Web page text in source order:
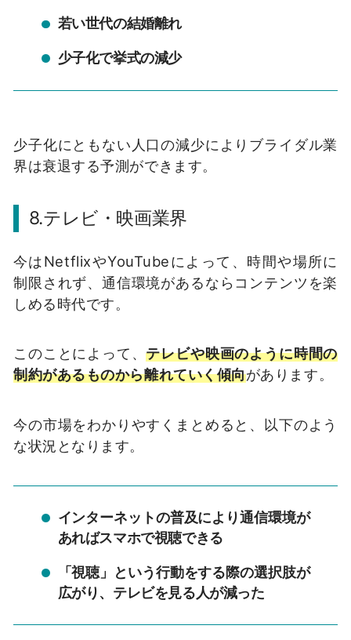
若い世代の結婚離れ
少子化で挙式の減少
少子化にともない人口の減少によりブライダル業
界は衰退する予測ができます。
8.テレビ・映画業界
今はNetflixやYouTubeによって、時間や場所に
制限されず、通信環境があるならコンテンツを楽
しめる時代です。
このことによって、テレビや映画のように時間の
制約があるものから離れていく傾向があります。
今の市場をわかりやすくまとめると、以下のよう
な状況となります。
インターネットの普及により通信環境が
あればスマホで視聴できる
「視聴」という行動をする際の選択肢が
広がり、テレビを見る人が減った